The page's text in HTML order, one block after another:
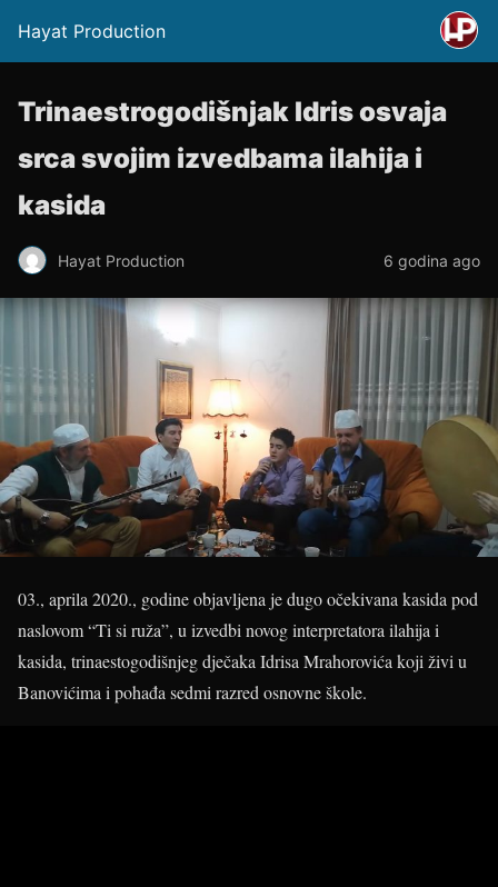
Hayat Production
Trinaestrogodišnjak Idris osvaja
srca svojim izvedbama ilahija i
kasida
Hayat Production 6 godina ago
03., aprila 2020., godine objavljena je dugo očekivana kasida pod
naslovom “Ti si ruža”, u izvedbi novog interpretatora ilahija i
kasida, trinaestogodišnjeg dječaka Idrisa Mrahorovića koji živi u
Banovićima i pohađa sedmi razred osnovne škole.